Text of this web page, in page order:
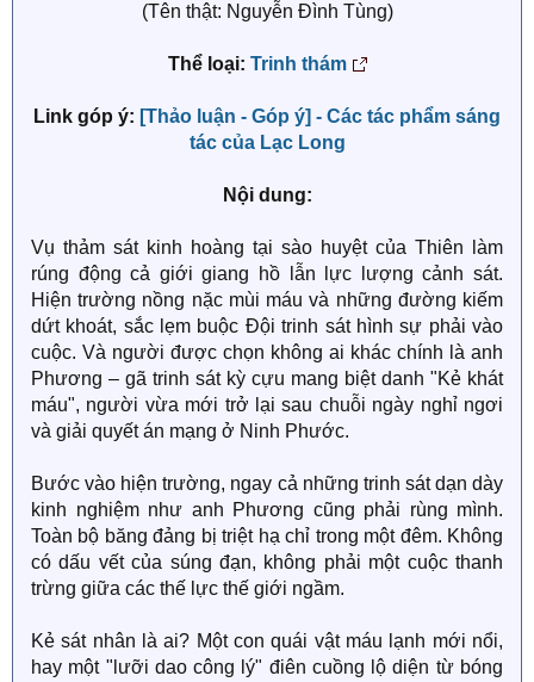
(Tên thật: Nguyễn Đình Tùng)
Thể loại: Trinh thám
Link góp ý: [Thảo luận - Góp ý] - Các tác phẩm sáng
tác của Lạc Long
Nội dung:
Vụ thảm sát kinh hoàng tại sào huyệt của Thiên làm
rúng động cả giới giang hồ lẫn lực lượng cảnh sát.
Hiện trường nồng nặc mùi máu và những đường kiếm
dứt khoát, sắc lẹm buộc Đội trinh sát hình sự phải vào
cuộc. Và người được chọn không ai khác chính là anh
Phương – gã trinh sát kỳ cựu mang biệt danh "Kẻ khát
máu", người vừa mới trở lại sau chuỗi ngày nghỉ ngơi
và giải quyết án mạng ở Ninh Phước.
Bước vào hiện trường, ngay cả những trinh sát dạn dày
kinh nghiệm như anh Phương cũng phải rùng mình.
Toàn bộ băng đảng bị triệt hạ chỉ trong một đêm. Không
có dấu vết của súng đạn, không phải một cuộc thanh
trừng giữa các thế lực thế giới ngầm.
Kẻ sát nhân là ai? Một con quái vật máu lạnh mới nổi,
hay một "lưỡi dao công lý" điên cuồng lộ diện từ bóng